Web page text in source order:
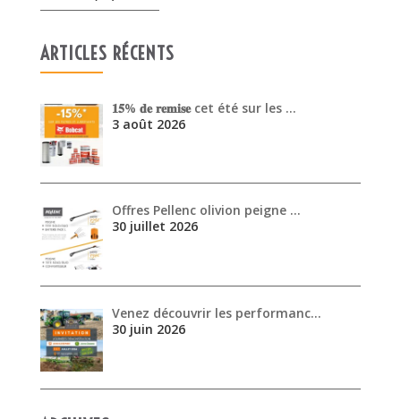
ARTICLES RÉCENTS
𝟏𝟓% 𝐝𝐞 𝐫𝐞𝐦𝐢𝐬𝐞 cet été sur les …
3 août 2026
Offres Pellenc olivion peigne …
30 juillet 2026
Venez découvrir les performanc…
30 juin 2026